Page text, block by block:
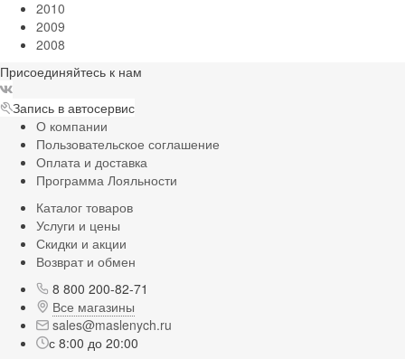
2010
2009
2008
Присоединяйтесь к нам
Запись в автосервис
О компании
Пользовательское соглашение
Оплата и доставка
Программа Лояльности
Каталог товаров
Услуги и цены
Скидки и акции
Возврат и обмен
8 800 200-82-71
Все магазины
sales@maslenych.ru
с 8:00 до 20:00